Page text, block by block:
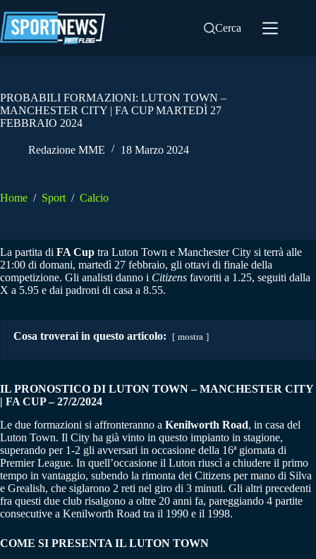
al
contenuto
Cerca
PROBABILI FORMAZIONI: LUTON TOWN –
MANCHESTER CITY | FA CUP MARTEDÌ 27
FEBBRAIO 2024
Redazione MME 18 Marzo 2024
Home / Sport / Calcio
La partita di FA Cup tra Luton Town e Manchester City si terrà alle
21:00 di domani, martedì 27 febbraio, gli ottavi di finale della
competizione. Gli analisti danno i Citizens favoriti a 1.25, seguiti dalla
X a 5.95 e dai padroni di casa a 8.55.
Cosa troverai in questo articolo: mostra
IL PRONOSTICO DI LUTON TOWN – MANCHESTER CITY
| FA CUP – 27/2/2024
Le due formazioni si affronteranno a Kenilworth Road, in casa del
Luton Town. Il City ha già vinto in questo impianto in stagione,
superando per 1-2 gli avversari in occasione della 16ª giornata di
Premier League. In quell’occasione il Luton riuscì a chiudere il primo
tempo in vantaggio, subendo la rimonta dei Citizens per mano di Silva
e Grealish, che siglarono 2 reti nel giro di 3 minuti. Gli altri precedenti
fra questi due club risalgono a oltre 20 anni fa, pareggiando 4 partite
consecutive a Kenilworth Road tra il 1990 e il 1998.
COME SI PRESENTA IL LUTON TOWN